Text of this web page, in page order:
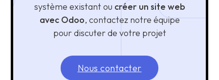
système existant ou créer un site web
avec Odoo, contactez notre équipe
pour discuter de votre projet
Nous contacter